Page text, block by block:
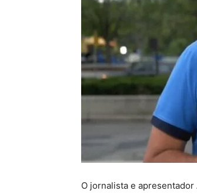
O jornalista e